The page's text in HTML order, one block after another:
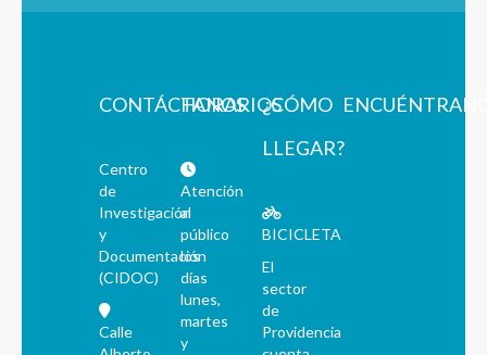
CONTÁCTANOS
Centro
de
Investigación
y
Documentación
(CIDOC)
Calle
HORARIOS
Atención
al
público
los
días
lunes,
martes
y
¿CÓMO
LLEGAR?
BICICLETA
El
sector
de
Providencia